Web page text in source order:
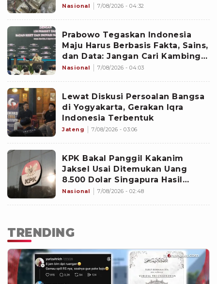
Sejak 2020
Nasional 7/08/2026 - 04:32
Prabowo Tegaskan Indonesia
Maju Harus Berbasis Fakta, Sains,
dan Data: Jangan Cari Kambing
Hitam
Nasional 7/08/2026 - 04:03
Lewat Diskusi Persoalan Bangsa
di Yogyakarta, Gerakan Iqra
Indonesia Terbentuk
Jateng 7/08/2026 - 03:06
KPK Bakal Panggil Kakanim
Jaksel Usai Ditemukan Uang
8.500 Dolar Singapura Hasil
Penggeledahan
Nasional 7/08/2026 - 02:48
TRENDING